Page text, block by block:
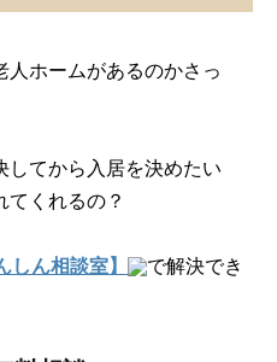
ホームがあるのかさっ
してから入居を決めたい
てくれるの？
しん相談室】
で解決でき